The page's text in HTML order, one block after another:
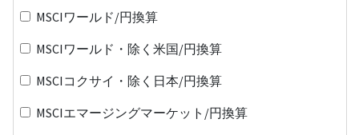
MSCIワールド/円換算
MSCIワールド・除く米国/円換算
MSCIコクサイ・除く日本/円換算
MSCIエマージングマーケット/円換算